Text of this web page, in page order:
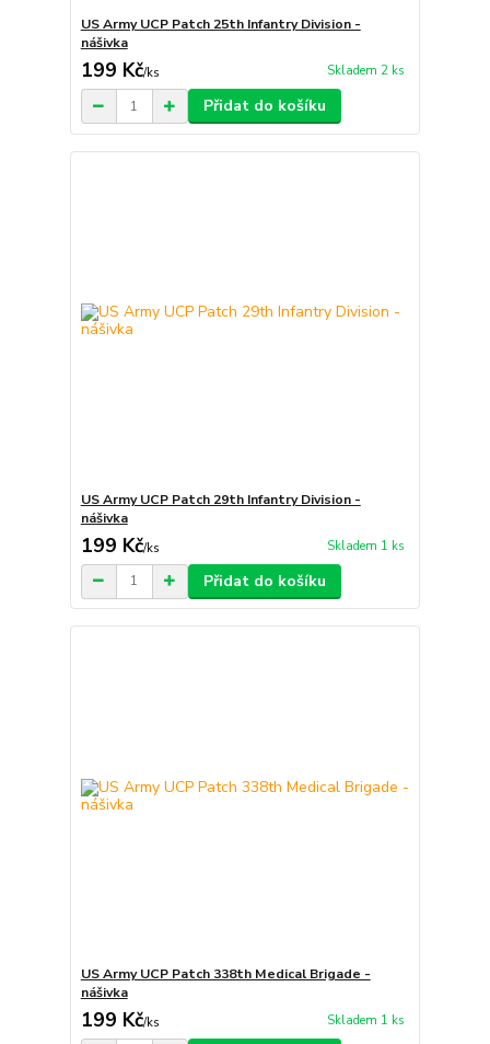
US Army UCP Patch 25th Infantry Division -
nášivka
199 Kč/ks Skladem 2 ks
Přidat do košíku
US Army UCP Patch 29th Infantry Division -
nášivka
199 Kč/ks Skladem 1 ks
Přidat do košíku
US Army UCP Patch 338th Medical Brigade -
nášivka
199 Kč/ks Skladem 1 ks